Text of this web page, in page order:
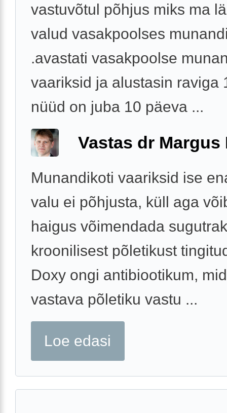
vastuvõtul põhjus miks ma
valud vasakpoolses
.avastati vasakpoolse
vaariksid ja alustasin raviga
nüüd on juba 10 päeva ...
Vastas dr Margus
Munandikoti vaariksid ise
valu ei põhjusta, küll aga
haigus võimendada
kroonilisest põletikust
Doxy ongi antibiootikum,
vastava põletiku vastu ...
Loe edasi